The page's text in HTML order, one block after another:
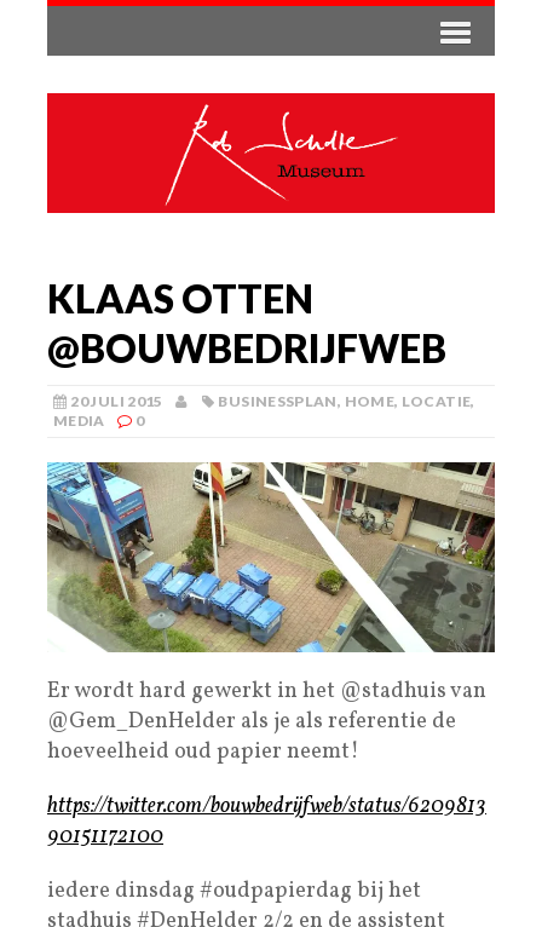
KLAAS OTTEN
‏@BOUWBEDRIJFWEB
20 JULI 2015 BUSINESSPLAN, HOME, LOCATIE,
MEDIA
0
Er wordt hard gewerkt in het @stadhuis van
@Gem_DenHelder als je als referentie de
hoeveelheid oud papier neemt!
https://twitter.com/bouwbedrijfweb/status/6209813
90151172100
iedere dinsdag #oudpapierdag bij het